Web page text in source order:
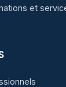
et